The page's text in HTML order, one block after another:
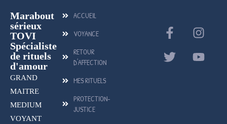
Marabout
sérieux
TOVI
Spécialiste
de rituels
d'amour
GRAND
MAITRE
MEDIUM
VOYANT
ACCUEIL
VOYANCE
RETOUR
D'AFFECTION
MES RITUELS
PROTECTION-
JUSTICE